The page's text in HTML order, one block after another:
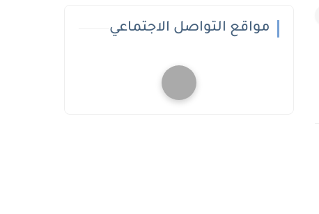
مواقع التواصل الاجتماعي